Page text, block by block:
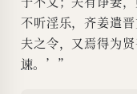
不失其国；
道，不失其
离于令名；
不听淫乐，齐姜遣
夫之令，又焉得为
谏。’”